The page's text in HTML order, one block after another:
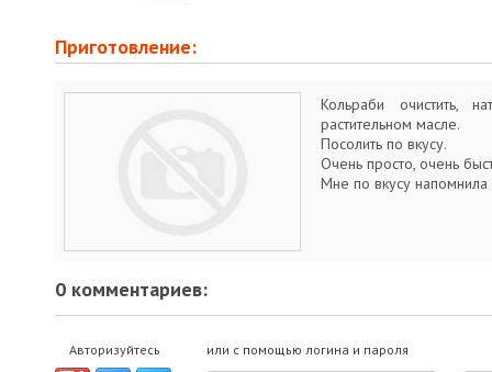
Приготовление:
Кольраби очистить,
растительном масле.
Посолить по вкусу.
Очень просто, очень
Мне по вкусу напомнила
0 комментариев:
Авторизуйтесь или с помощью логина и пароля